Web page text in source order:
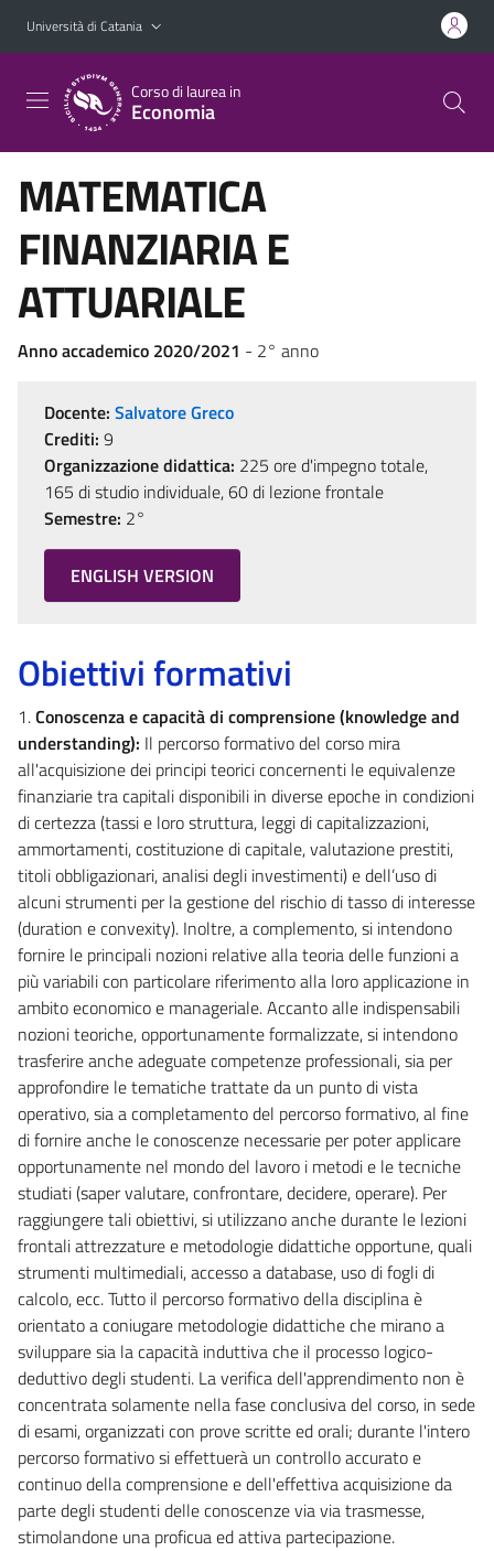
Vai al contenuto principale
Vai al menu di navigazione
Università di Catania
Corso di laurea in
Economia
MATEMATICA
FINANZIARIA E
ATTUARIALE
Anno accademico 2020/2021 - 2° anno
Docente: Salvatore Greco
Crediti: 9
Organizzazione didattica: 225 ore d'impegno totale,
165 di studio individuale, 60 di lezione frontale
Semestre: 2°
ENGLISH VERSION
Obiettivi formativi
1.Conoscenza e capacità di comprensione (knowledge and
understanding): Il percorso formativo del corso mira
all'acquisizione dei principi teorici concernenti le equivalenze
finanziarie tra capitali disponibili in diverse epoche in condizioni
di certezza (tassi e loro struttura, leggi di capitalizzazioni,
ammortamenti, costituzione di capitale, valutazione prestiti,
titoli obbligazionari, analisi degli investimenti) e dell’uso di
alcuni strumenti per la gestione del rischio di tasso di interesse
(duration e convexity). Inoltre, a complemento, si intendono
fornire le principali nozioni relative alla teoria delle funzioni a
più variabili con particolare riferimento alla loro applicazione in
ambito economico e manageriale. Accanto alle indispensabili
nozioni teoriche, opportunamente formalizzate, si intendono
trasferire anche adeguate competenze professionali, sia per
approfondire le tematiche trattate da un punto di vista
operativo, sia a completamento del percorso formativo, al fine
di fornire anche le conoscenze necessarie per poter applicare
opportunamente nel mondo del lavoro i metodi e le tecniche
studiati (saper valutare, confrontare, decidere, operare). Per
raggiungere tali obiettivi, si utilizzano anche durante le lezioni
frontali attrezzature e metodologie didattiche opportune, quali
strumenti multimediali, accesso a database, uso di fogli di
calcolo, ecc. Tutto il percorso formativo della disciplina è
orientato a coniugare metodologie didattiche che mirano a
sviluppare sia la capacità induttiva che il processo logico-
deduttivo degli studenti. La verifica dell'apprendimento non è
concentrata solamente nella fase conclusiva del corso, in sede
di esami, organizzati con prove scritte ed orali; durante l'intero
percorso formativo si effettuerà un controllo accurato e
continuo della comprensione e dell'effettiva acquisizione da
parte degli studenti delle conoscenze via via trasmesse,
stimolandone una proficua ed attiva partecipazione.